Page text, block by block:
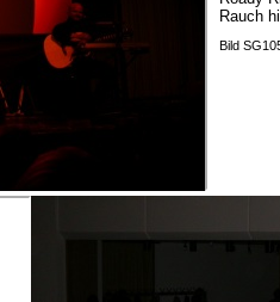
Rauch
Bild